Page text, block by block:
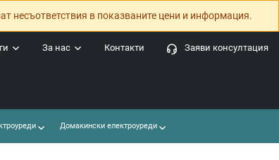
несъответствия в показваните цени и информация.
Заяви консултация
Контакти
За нас
Домакински електроуреди